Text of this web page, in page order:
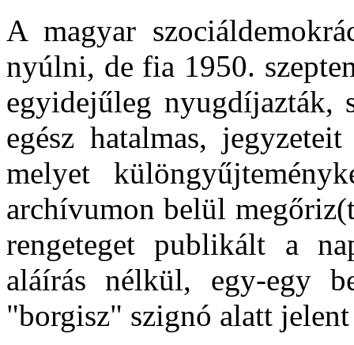
A magyar
nyúlni, de fia 1950.
egyidejűleg
egész hatalmas,
melyet
archívumon belül
rengeteget publikált a
aláírás nélkül, egy-egy
"borgisz" szignó alatt